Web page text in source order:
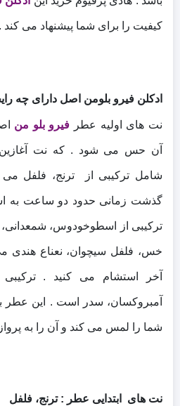
کیفیت را برای شما پیشنهاد می کند .
ادکلن فیرو بلومن اصل دارای چه
نت های اولیه عطر فیرو بلو من
آن حس می شود . که نت آغازین
شامل ترکیبی از ترنج، فلفل
گذشت زمانی حدود دو ساعت به
ترکیبی از اسطوخودوس،
خس، فلفل سیچوان، نعناع هندی
آخر استشام می کنید . ترکیبی
آمبروکسان، سدر است . این عطر
شما را لمس می کند و آن را به
نت های ابتدایی عطر : ترنج، فلفل